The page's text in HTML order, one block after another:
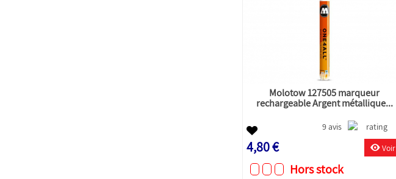
Molotow 127505 marqueur
rechargeable Argent métallique...
9 avis
4,80 € Voir
Hors stock